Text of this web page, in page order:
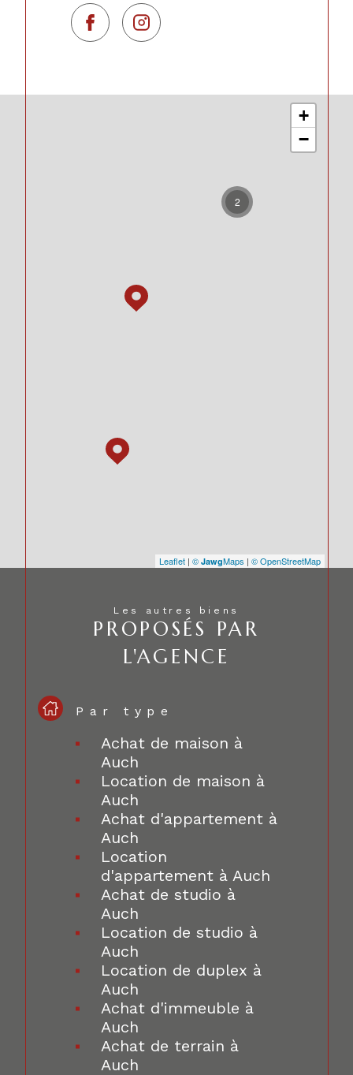
2
+
−
Leaflet | © JawgMaps | © OpenStreetMap
Les autres biens
PROPOSÉS PAR
L'AGENCE
Par type
Achat de maison à
Auch
Location de maison à
Auch
Achat d'appartement à
Auch
Location
d'appartement à Auch
Achat de studio à
Auch
Location de studio à
Auch
Location de duplex à
Auch
Achat d'immeuble à
Auch
Achat de terrain à
Auch